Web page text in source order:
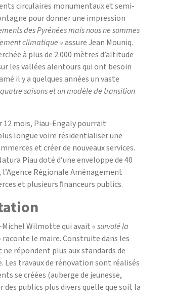
circulaires monumentaux et semi-
pour donner une impression
des Pyrénées mais nous ne sommes
climatique »assure Jean Mouniq.
à plus de 2.000 mètres d’altitude
les vallées alentours qui ont besoin
il y a quelques années un vaste
saisons et un modèle de transition
12 mois, Piau-Engaly pourrait
longue voire résidentialiser une
et créer de nouveaux services.
Piau doté d’une enveloppe de 40
Régionale Aménagement
et plusieurs ﬁnanceurs publics.
Michel Wilmotte qui avait« survolé la
raconte le maire. Construite dans les
répondent plus aux standards de
Les travaux de rénovation sont réalisés
se créées (auberge de jeunesse,
publics plus divers quelle que soit la